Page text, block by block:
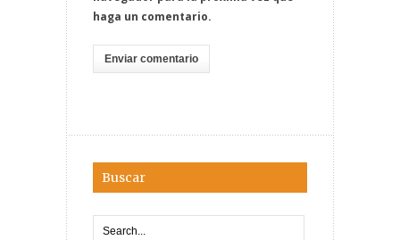
haga un comentario.
Buscar